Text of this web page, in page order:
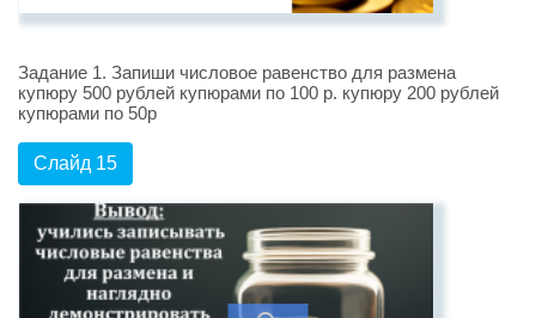
Задание 1. Запиши числовое равенство для размена
купюру 500 рублей купюрами по 100 р. купюру 200 рублей
купюрами по 50р
Слайд 15